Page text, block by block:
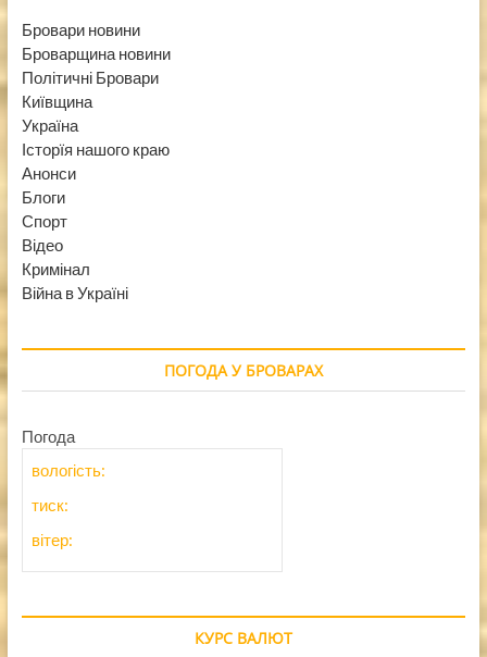
Бровари новини
Броварщина новини
Політичні Бровари
Київщина
Україна
Історїя нашого краю
Анонси
Блоги
Спорт
Відео
Кримінал
Війна в Україні
ПОГОДА У БРОВАРАХ
Погода
вологість:
тиск:
вітер:
КУРС ВАЛЮТ